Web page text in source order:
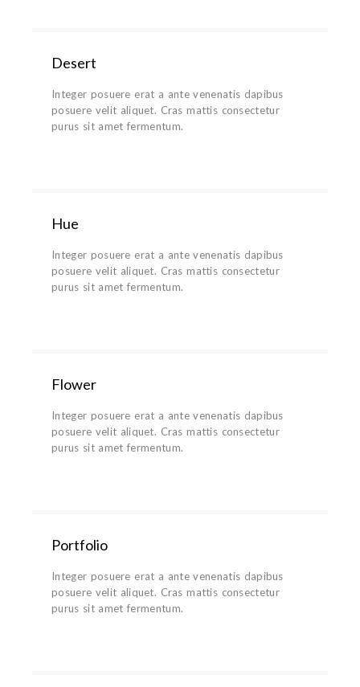
Desert
Integer posuere erat a ante venenatis dapibus
posuere velit aliquet. Cras mattis consectetur
purus sit amet fermentum.
Hue
Integer posuere erat a ante venenatis dapibus
posuere velit aliquet. Cras mattis consectetur
purus sit amet fermentum.
Flower
Integer posuere erat a ante venenatis dapibus
posuere velit aliquet. Cras mattis consectetur
purus sit amet fermentum.
Portfolio
Integer posuere erat a ante venenatis dapibus
posuere velit aliquet. Cras mattis consectetur
purus sit amet fermentum.